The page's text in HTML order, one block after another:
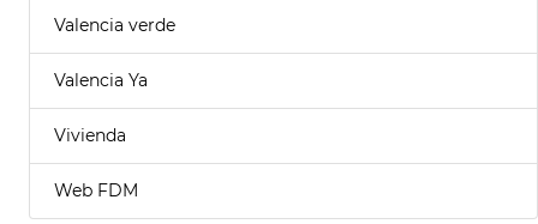
Valencia verde
Valencia Ya
Vivienda
Web FDM